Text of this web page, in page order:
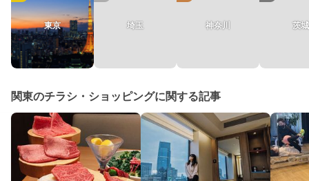
東京 埼玉 神奈川 茨城
関東のチラシ・ショッピングに関する記事